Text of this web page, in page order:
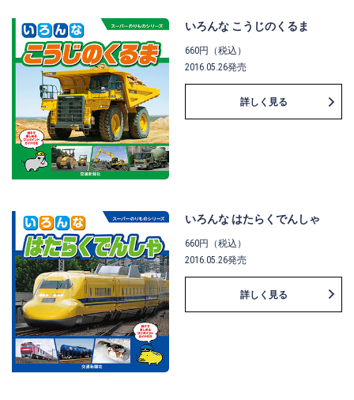
いろんな こうじのくるま
660円（税込）
2016.05.26発売
詳しく見る
いろんな はたらくでんしゃ
660円（税込）
2016.05.26発売
詳しく見る